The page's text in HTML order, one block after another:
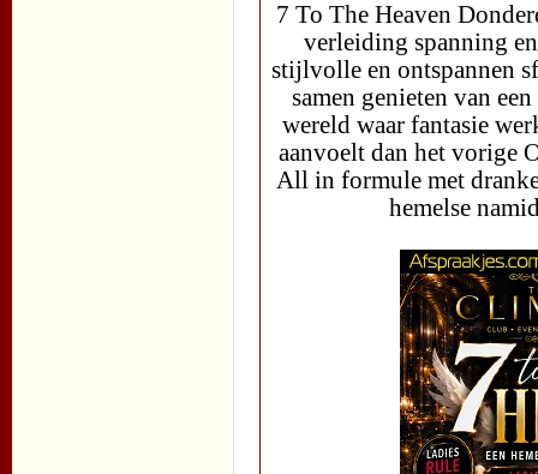
7 To The Heaven
verleiding spanning
stijlvolle en ontspannen
samen genieten van
wereld waar fantasie
aanvoelt dan het vorige
All in formule met
hemelse